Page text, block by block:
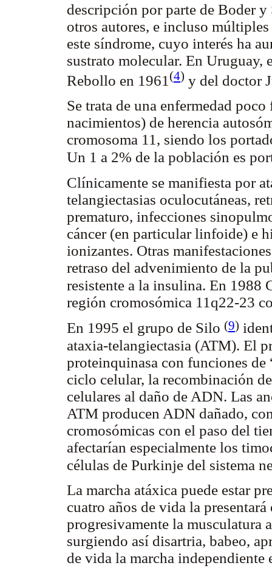
descripción por parte de Boder
otros autores, e incluso
este síndrome, cuyo interés ha
sustrato molecular. En Uruguay,
Rebollo en 1961 (4) y del doctor
Se trata de una enfermedad
nacimientos) de herencia
cromosoma 11, siendo los
Un 1 a 2% de la población es
Clínicamente se manifiesta por
telangiectasias oculocutáneas,
prematuro, infecciones
cáncer (en particular linfoide) e
ionizantes. Otras
retraso del advenimiento de la
resistente a la insulina. En 1988
región cromosómica 11q22-23
En 1995 el grupo de Silo (9)
ataxia-telangiectasia (ATM). El
proteinquinasa con funciones
ciclo celular, la recombinación
celulares al daño de ADN. Las
ATM producen ADN dañado,
cromosómicas con el paso del
afectarían especialmente los
células de Purkinje del sistema
La marcha atáxica puede estar
cuatro años de vida la
progresivamente la musculatura
surgiendo así disartria, babeo,
de vida la marcha independiente